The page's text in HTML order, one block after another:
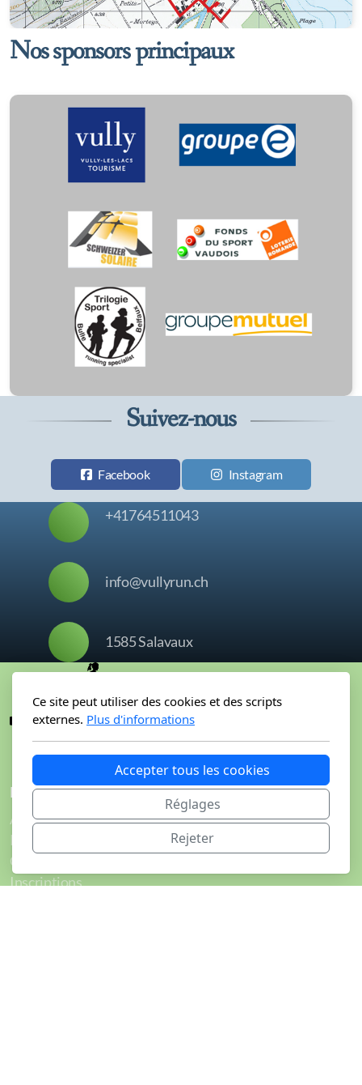
Nos sponsors principaux
Suivez-nous
Facebook Instagram
+41764511043
info@vullyrun.ch
1585 Salavaux
Menu principal
Accueil
Parcours
Catégories
Inscriptions
Ce site peut utiliser des cookies et des scripts
externes. Plus d'informations
Accepter tous les cookies
Réglages
Rejeter